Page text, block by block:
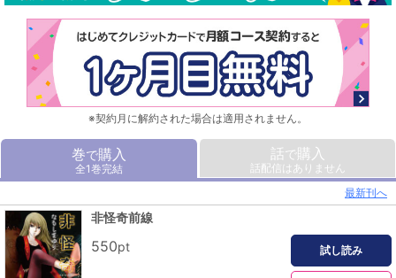
※契約月に解約された場合は適用されません。
巻で購入
全1巻完結
話で購入
話配信はありません
最新刊へ
非怪奇前線
550pt 試し読み